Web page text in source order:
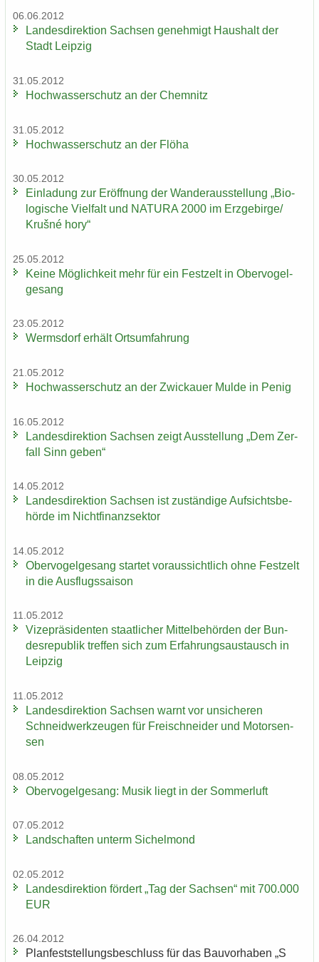
06.06.2012
Lan­des­di­rek­ti­on Sach­sen ge­neh­migt Haus­halt der
Stadt Leip­zig
31.05.2012
Hoch­was­ser­schutz an der Chem­nitz
31.05.2012
Hoch­was­ser­schutz an der Flöha
30.05.2012
Ein­la­dung zur Er­öff­nung der Wan­der­aus­stel­lung „Bio­
lo­gi­sche Viel­falt und NA­TU­RA 2000 im Erz­ge­bir­ge/
Krušné hory“
25.05.2012
Keine Mög­lich­keit mehr für ein Fest­zelt in Ober­vo­gel­
ge­sang
23.05.2012
Werms­dorf er­hält Orts­um­fah­rung
21.05.2012
Hoch­was­ser­schutz an der Zwi­ckau­er Mulde in Penig
16.05.2012
Lan­des­di­rek­ti­on Sach­sen zeigt Aus­stel­lung „Dem Zer­
fall Sinn geben“
14.05.2012
Lan­des­di­rek­ti­on Sach­sen ist zu­stän­di­ge Auf­sichts­be­
hör­de im Nicht­fi­nanz­sek­tor
14.05.2012
Ober­vo­gel­ge­sang star­tet vor­aus­sicht­lich ohne Fest­zelt
in die Aus­flugs­sai­son
11.05.2012
Vi­ze­prä­si­den­ten staat­li­cher Mit­tel­be­hör­den der Bun­
des­re­pu­blik tref­fen sich zum Er­fah­rungs­aus­tausch in
Leip­zig
11.05.2012
Lan­des­di­rek­ti­on Sach­sen warnt vor un­si­che­ren
Schneid­werk­zeu­gen für Frei­schnei­der und Mo­tor­sen­
sen
08.05.2012
Ober­vo­gel­ge­sang: Musik liegt in der Som­mer­luft
07.05.2012
Land­schaf­ten un­term Si­chel­mond
02.05.2012
Lan­des­di­rek­ti­on för­dert „Tag der Sach­sen“ mit 700.000
EUR
26.04.2012
Plan­fest­stel­lungs­be­schluss für das Bau­vor­ha­ben „S